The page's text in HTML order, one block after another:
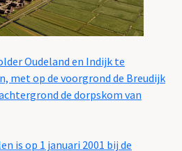
Oudeland en Indijk te
met op de voorgrond de Breudijk
de dorpskom van
is op 1 januari 2001 bij de